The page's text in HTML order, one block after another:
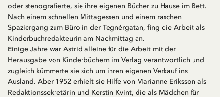
oder stenografierte, sie ihre eigenen Bücher zu Hause im Bett.
Nach einem schnellen Mittagessen und einem raschen
Spaziergang zum Büro in der Tegnérgatan, fing die Arbeit als
Kinderbuchredakteurin am Nachmittag an.
Einige Jahre war Astrid alleine für die Arbeit mit der
Herausgabe von Kinderbüchern im Verlag verantwortlich und
zugleich kümmerte sie sich um ihren eigenen Verkauf ins
Ausland. Aber 1952 erhielt sie Hilfe von Marianne Eriksson als
Redaktionssekretärin und Kerstin Kvint, die als Mädchen für